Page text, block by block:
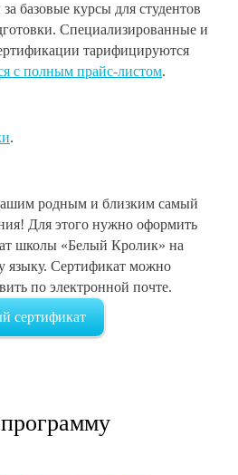
базовые курсы для студентов
Специализированные и
тарифицируются
с полным прайс-листом.
.
родным и близким самый
Для этого нужно оформить
школы «Белый Кролик» на
языку. Сертификат можно
по электронной почте.
сертификат